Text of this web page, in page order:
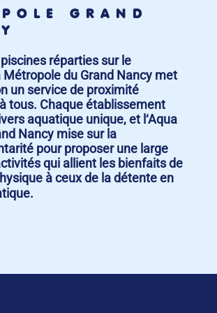
GRAND
réparties sur le
du Grand Nancy met
un service de proximité
tous. Chaque établissement
aquatique unique, et l‘Aqua
Nancy mise sur la
pour proposer une large
qui allient les bienfaits de
à ceux de la détente en